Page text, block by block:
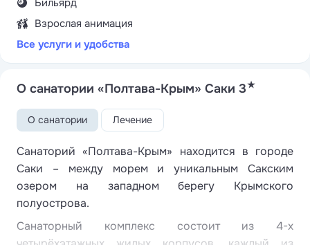
Бильярд
Взрослая анимация
Все услуги и удобства
О санатории «Полтава-Крым» Саки 3★
О санатории Лечение
Санаторий «Полтава-Крым» находится в городе
Саки – между морем и уникальным Сакским
озером на западном берегу Крымского
полуострова.
Санаторный комплекс состоит из 4-х